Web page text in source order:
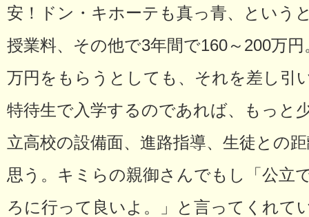
安！ドン・キホーテも真っ青、という
授業料、その他で3年間で160～200万
万円をもらうとしても、それを差し引
特待生で入学するのであれば、もっと
立高校の設備面、進路指導、生徒との
思う。キミらの親御さんでもし「公立
ろに行って良いよ。」と言ってくれて